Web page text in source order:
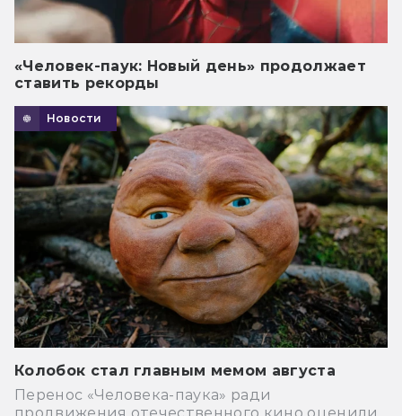
«Человек-паук: Новый день» продолжает
ставить рекорды
Новости
Колобок стал главным мемом августа
Перенос «Человека-паука» ради